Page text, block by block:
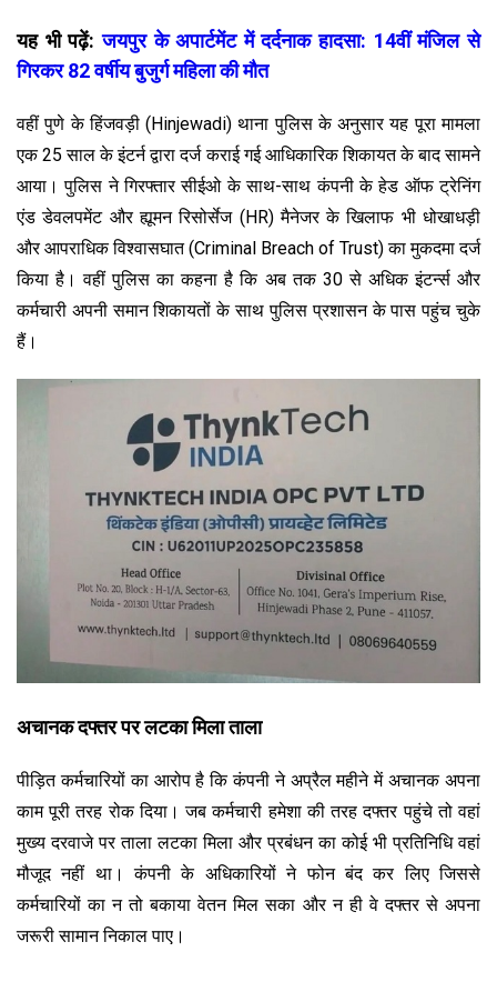
यह भी पढ़ें:जयपुर के अपार्टमेंट में दर्दनाक हादसा: 14वीं मंजिल से
गिरकर 82 वर्षीय बुजुर्ग महिला की मौत
वहीं पुणे के हिंजवड़ी (Hinjewadi) थाना पुलिस के अनुसार यह पूरा मामला
एक 25 साल के इंटर्न द्वारा दर्ज कराई गई आधिकारिक शिकायत के बाद सामने
आया। पुलिस ने गिरफ्तार सीईओ के साथ-साथ कंपनी के हेड ऑफ ट्रेनिंग
एंड डेवलपमेंट और ह्यूमन रिसोर्सेज (HR) मैनेजर के खिलाफ भी धोखाधड़ी
और आपराधिक विश्वासघात (Criminal Breach of Trust) का मुकदमा दर्ज
किया है। वहीं पुलिस का कहना है कि अब तक 30 से अधिक इंटर्न्स और
कर्मचारी अपनी समान शिकायतों के साथ पुलिस प्रशासन के पास पहुंच चुके
हैं।
अचानक दफ्तर पर लटका मिला ताला
पीड़ित कर्मचारियों का आरोप है कि कंपनी ने अप्रैल महीने में अचानक अपना
काम पूरी तरह रोक दिया। जब कर्मचारी हमेशा की तरह दफ्तर पहुंचे तो वहां
मुख्य दरवाजे पर ताला लटका मिला और प्रबंधन का कोई भी प्रतिनिधि वहां
मौजूद नहीं था। कंपनी के अधिकारियों ने फोन बंद कर लिए जिससे
कर्मचारियों का न तो बकाया वेतन मिल सका और न ही वे दफ्तर से अपना
जरूरी सामान निकाल पाए।